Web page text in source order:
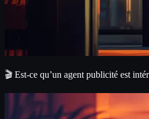
🎬 Est-ce qu’un agent publicité est